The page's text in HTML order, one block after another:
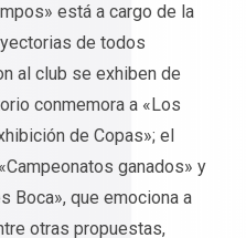
está a cargo de la
de todos
al club se exhiben de
conmemora a «Los
de Copas»; el
ganados» y
Boca», que emociona a
otras propuestas,